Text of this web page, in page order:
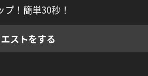
プ！簡単30秒！
ストをする